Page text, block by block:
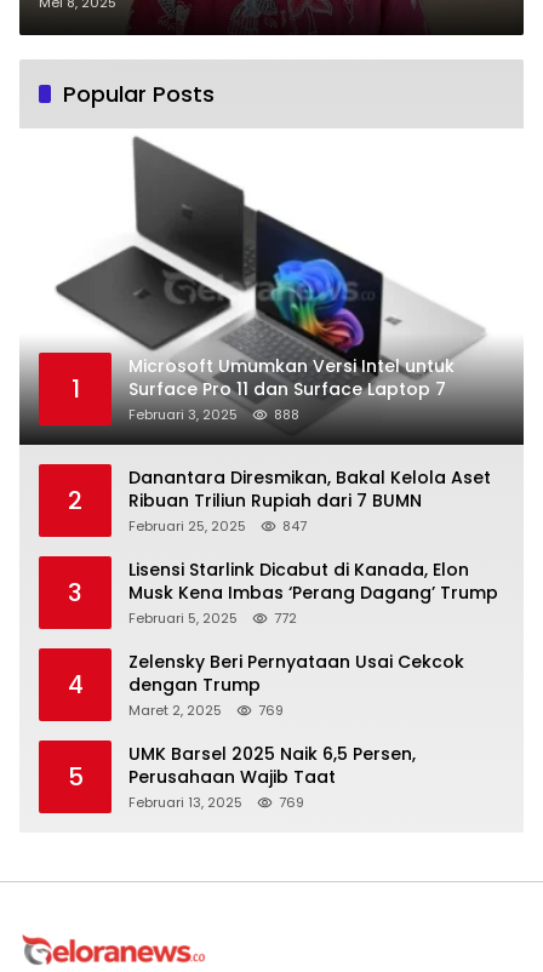
Popular Posts
1
Microsoft Umumkan Versi Intel untuk
Surface Pro 11 dan Surface Laptop 7
Februari 3, 2025 888
2
Danantara Diresmikan, Bakal Kelola Aset
Ribuan Triliun Rupiah dari 7 BUMN
Februari 25, 2025 847
3
Lisensi Starlink Dicabut di Kanada, Elon
Musk Kena Imbas ‘Perang Dagang’ Trump
Februari 5, 2025 772
4
Zelensky Beri Pernyataan Usai Cekcok
dengan Trump
Maret 2, 2025 769
5
UMK Barsel 2025 Naik 6,5 Persen,
Perusahaan Wajib Taat
Februari 13, 2025 769